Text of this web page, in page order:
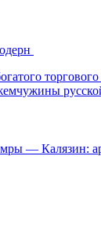
торгового